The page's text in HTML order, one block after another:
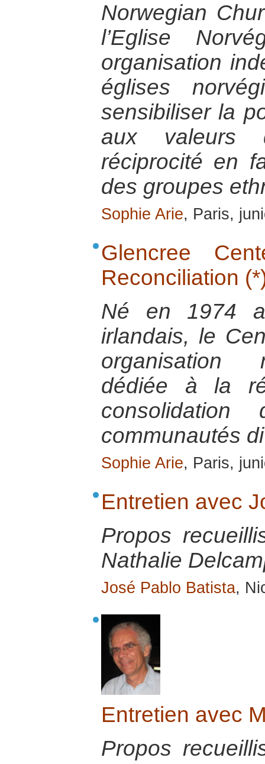
Norwegian
l’Eglise
organisation
églises
sensibiliser la
aux
réciprocité en
des groupes
Sophie Arie, Paris,
Glencree
Reconciliation
Né en 1974
irlandais, le
organisation
dédiée à la
communautés
Sophie Arie, Paris,
Entretien avec
Propos
Nathalie
José Pablo Batista,
Entretien avec
Propos